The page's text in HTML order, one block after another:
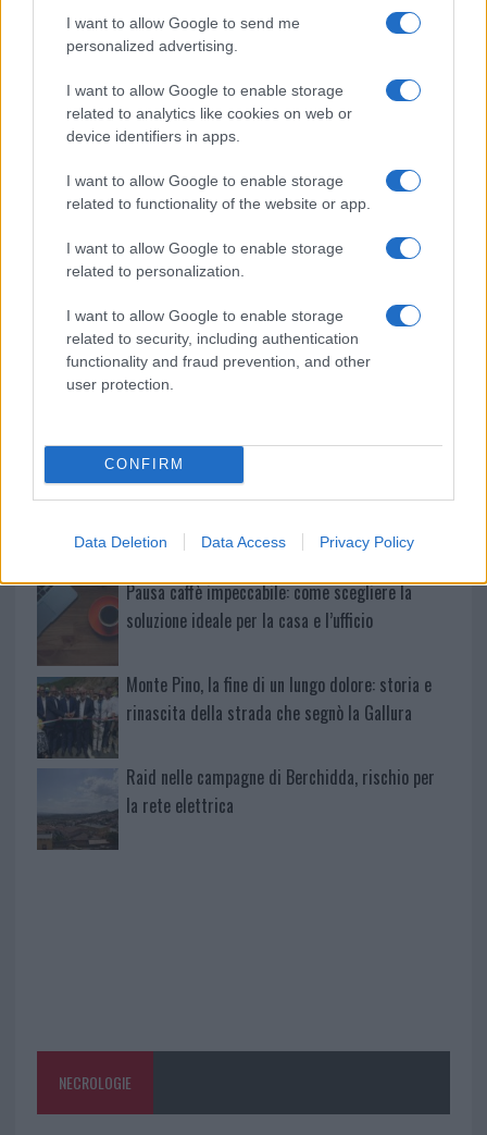
I want to allow Google to send me
personalized advertising.
I want to allow Google to enable storage
related to analytics like cookies on web or
device identifiers in apps.
I want to allow Google to enable storage
related to functionality of the website or app.
I want to allow Google to enable storage
related to personalization.
I want to allow Google to enable storage
related to security, including authentication
functionality and fraud prevention, and other
user protection.
CONFIRM
Data Deletion Data Access Privacy Policy
ce
o
o
k
it
r
te
st
at
A
p
p
a
Articolo precedente
Gallura
Michelle Hunziker in Gallura, bella anche dal
vivo: un amico vip svela come fa
Olbia, divieto di sosta contro spaccio e degrado:
esplode la protesta
Pausa caffè impeccabile: come scegliere la
soluzione ideale per la casa e l’ufficio
Monte Pino, la fine di un lungo dolore: storia e
rinascita della strada che segnò la Gallura
Raid nelle campagne di Berchidda, rischio per
la rete elettrica
NECROLOGIE